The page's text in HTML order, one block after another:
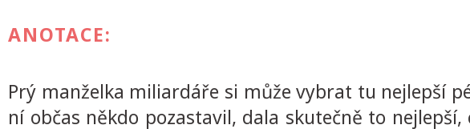
ANOTACE:
Prý manželka miliardáře si může vybrat tu nejlepší
ní občas někdo pozastavil, dala skutečně to